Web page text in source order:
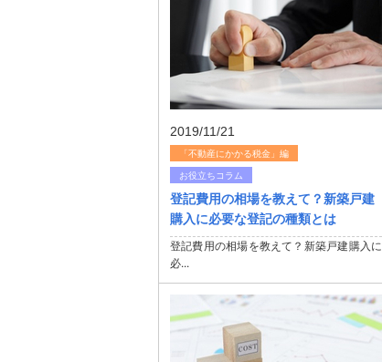
2019/11/21
「不動産にかかる税金」編
お役立ちコラム
登記費用の相場を教えて？新築戸建
購入に必要な登記の種類とは
登記費用の相場を教えて？新築戸建購入に
必...